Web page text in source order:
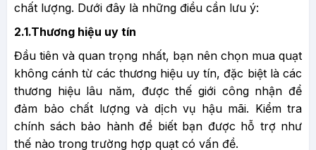
chất lượng. Dưới đây là những điều cần lưu ý:
2.1.Thương hiệu uy tín
Đầu tiên và quan trọng nhất, bạn nên chọn mua quạt
không cánh từ các thương hiệu uy tín, đặc biệt là các
thương hiệu lâu năm, được thế giới công nhận để
đảm bảo chất lượng và dịch vụ hậu mãi. Kiểm tra
chính sách bảo hành để biết bạn được hỗ trợ như
thế nào trong trường hợp quạt có vấn đề.